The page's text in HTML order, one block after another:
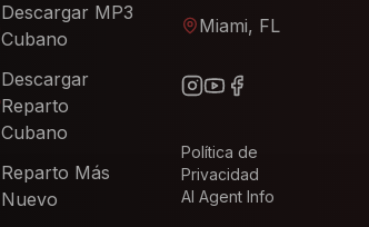
Descargar MP3
Cubano
Descargar
Reparto
Cubano
Reparto Más
Nuevo
Miami, FL
Política de
Privacidad
AI Agent Info